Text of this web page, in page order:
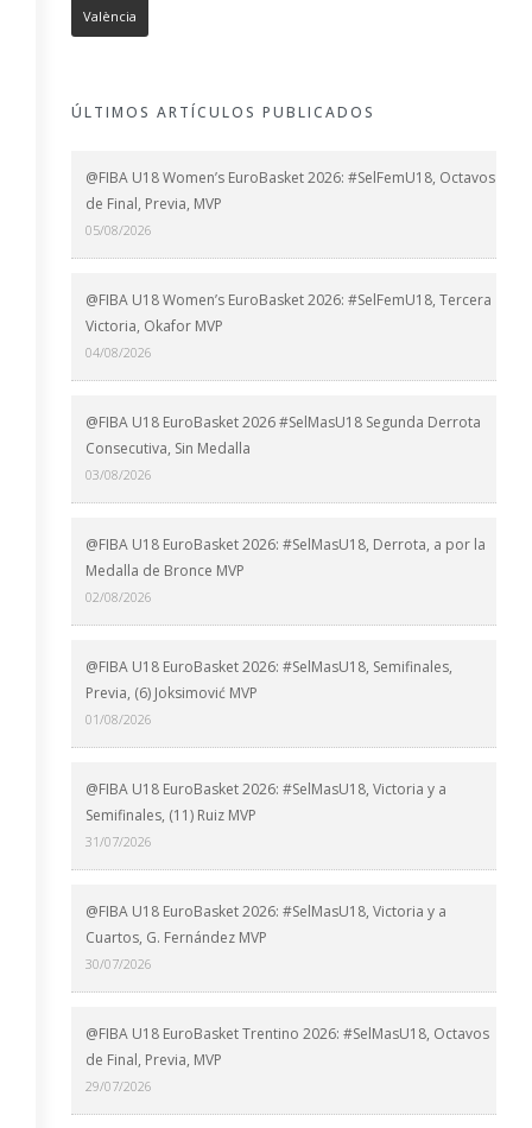
València
ÚLTIMOS ARTÍCULOS PUBLICADOS
@FIBA U18 Women’s EuroBasket 2026: #SelFemU18, Octavos
de Final, Previa, MVP
05/08/2026
@FIBA U18 Women’s EuroBasket 2026: #SelFemU18, Tercera
Victoria, Okafor MVP
04/08/2026
@FIBA U18 EuroBasket 2026 #SelMasU18 Segunda Derrota
Consecutiva, Sin Medalla
03/08/2026
@FIBA U18 EuroBasket 2026: #SelMasU18, Derrota, a por la
Medalla de Bronce MVP
02/08/2026
@FIBA U18 EuroBasket 2026: #SelMasU18, Semifinales,
Previa, (6) Joksimović MVP
01/08/2026
@FIBA U18 EuroBasket 2026: #SelMasU18, Victoria y a
Semifinales, (11) Ruiz MVP
31/07/2026
@FIBA U18 EuroBasket 2026: #SelMasU18, Victoria y a
Cuartos, G. Fernández MVP
30/07/2026
@FIBA U18 EuroBasket Trentino 2026: #SelMasU18, Octavos
de Final, Previa, MVP
29/07/2026